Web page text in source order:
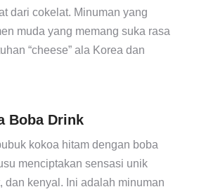
dari cokelat. Minuman yang
muda yang memang suka rasa
“cheese” ala Korea dan
Boba Drink
kokoa hitam dengan boba
menciptakan sensasi unik
dan kenyal. Ini adalah minuman